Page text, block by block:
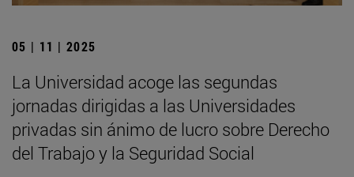
05 | 11 | 2025
La Universidad acoge las segundas
jornadas dirigidas a las Universidades
privadas sin ánimo de lucro sobre Derecho
del Trabajo y la Seguridad Social